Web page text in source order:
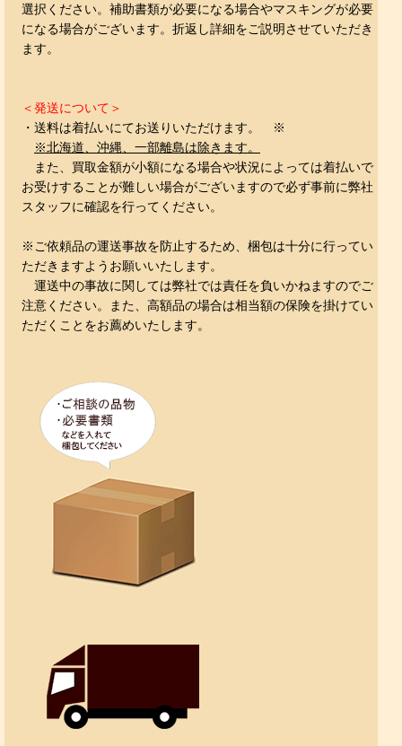
選択ください。補助書類が必要になる場合やマスキングが必要
になる場合がございます。折返し詳細をご説明させていただき
ます。
＜発送について＞
・送料は着払いにてお送りいただけます。 ※
※北海道、沖縄、一部離島は除きます。
また、買取金額が小額になる場合や状況によっては着払いで
お受けすることが難しい場合がございますので必ず事前に弊社
スタッフに確認を行ってください。
※ご依頼品の運送事故を防止するため、梱包は十分に行ってい
ただきますようお願いいたします。
運送中の事故に関しては弊社では責任を負いかねますのでご
注意ください。また、高額品の場合は相当額の保険を掛けてい
ただくことをお薦めいたします。